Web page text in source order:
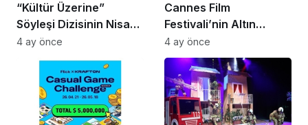
“Kültür Üzerine”
Söyleşi Dizisinin Nisan
Ayı Konuğu Doç. Dr.
Gökçe Dervişoğlu
Okandan Oldu!
4 ay önce
Cannes Film
Festivali’nin Altın
Çağını Mercek Altına
Alıyor
4 ay önce